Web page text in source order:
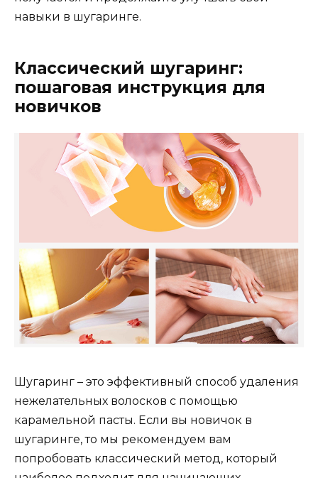
навыки в шугаринге.
Классический шугаринг:
пошаговая инструкция для
новичков
Шугаринг – это эффективный способ удаления
нежелательных волосков с помощью
карамельной пасты. Если вы новичок в
шугаринге, то мы рекомендуем вам
попробовать классический метод, который